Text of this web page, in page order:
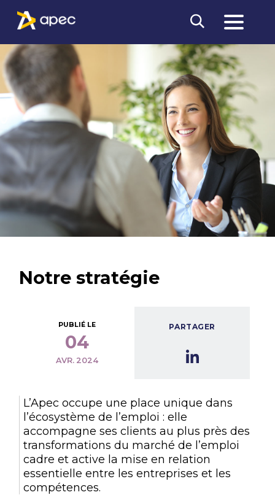
Notre stratégie
PUBLIÉ LE
04
AVR. 2024
PARTAGER
L’Apec occupe une place unique dans
l’écosystème de l’emploi : elle
accompagne ses clients au plus près des
transformations du marché de l’emploi
cadre et active la mise en relation
essentielle entre les entreprises et les
compétences.